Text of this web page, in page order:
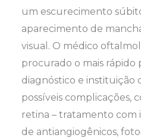
um escurecimento
aparecimento de
visual. O médico
procurado o mais rápido
diagnóstico e instituição
possíveis complicações,
retina – tratamento com
de antiangiogênicos,